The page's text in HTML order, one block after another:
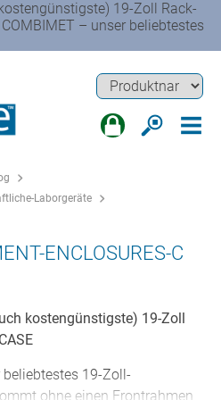
19-Zoll Rack-
– unser beliebtestes
Laborgeräte
ENCLOSURES-C
kostengünstigste) 19-Zoll
beliebtestes 19-Zoll-
ohne einen Frontrahmen